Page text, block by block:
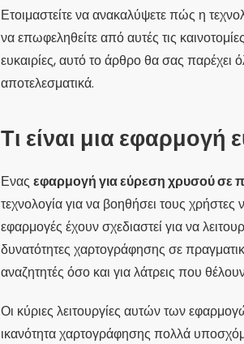
Ετοιμαστείτε να ανακαλύψετε πώς η
να επωφεληθείτε από αυτές τις
ευκαιρίες, αυτό το άρθρο θα σας παρέχει
αποτελεσματικά.
Τι είναι μια
Ενας εφαρμογή για εύρεση χρυσού σε
τεχνολογία για να βοηθήσει τους χρήστες
εφαρμογές έχουν σχεδιαστεί για να
δυνατότητες χαρτογράφησης σε
αναζητητές όσο και για λάτρεις που
Οι κύριες λειτουργίες αυτών των
ικανότητα χαρτογράφησης πολλά